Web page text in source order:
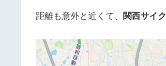
距離も意外と近くて、 関西サイ